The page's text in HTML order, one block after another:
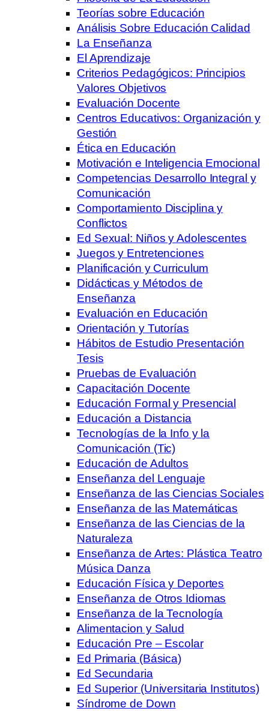
Teorías sobre Educación
Análisis Sobre Educación Calidad
La Enseñanza
El Aprendizaje
Criterios Pedagógicos: Principios
Valores Objetivos
Evaluación Docente
Centros Educativos: Organización y
Gestión
Ética en Educación
Motivación e Inteligencia Emocional
Competencias Desarrollo Integral y
Comunicación
Comportamiento Disciplina y
Conflictos
Ed Sexual: Niños y Adolescentes
Juegos y Entretenciones
Planificación y Curriculum
Didácticas y Métodos de
Enseñanza
Evaluación en Educación
Orientación y Tutorías
Hábitos de Estudio Presentación
Tesis
Pruebas de Evaluación
Capacitación Docente
Educación Formal y Presencial
Educación a Distancia
Tecnologías de la Info y la
Comunicación (Tic)
Educación de Adultos
Enseñanza del Lenguaje
Enseñanza de las Ciencias Sociales
Enseñanza de las Matemáticas
Enseñanza de las Ciencias de la
Naturaleza
Enseñanza de Artes: Plástica Teatro
Música Danza
Educación Física y Deportes
Enseñanza de Otros Idiomas
Enseñanza de la Tecnología
Alimentacion y Salud
Educación Pre – Escolar
Ed Primaria (Básica)
Ed Secundaria
Ed Superior (Universitaria Institutos)
Síndrome de Down